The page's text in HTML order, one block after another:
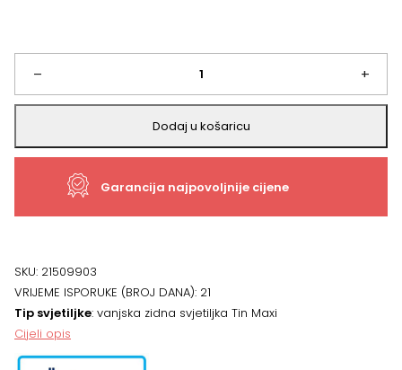
–
Maxi
zidna
10
7.5
+
Dodaj u košaricu
Garancija najpovoljnije cijene
SKU: 21509903
VRIJEME ISPORUKE (BROJ DANA): 21
Tip svjetiljke: vanjska zidna svjetiljka Tin Maxi
Cijeli opis